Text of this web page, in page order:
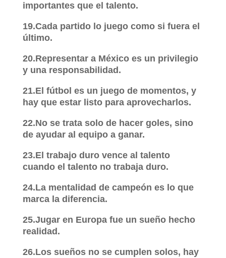
importantes que el talento.
19.Cada partido lo juego como si fuera el
último.
20.Representar a México es un privilegio
y una responsabilidad.
21.El fútbol es un juego de momentos, y
hay que estar listo para aprovecharlos.
22.No se trata solo de hacer goles, sino
de ayudar al equipo a ganar.
23.El trabajo duro vence al talento
cuando el talento no trabaja duro.
24.La mentalidad de campeón es lo que
marca la diferencia.
25.Jugar en Europa fue un sueño hecho
realidad.
26.Los sueños no se cumplen solos, hay